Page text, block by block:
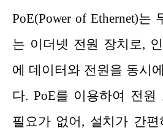
PoE(Power of Ethernet)는
는 이더넷 전원 장치로,
에 데이터와 전원을 동시
다. PoE를 이용하여 전
필요가 없어, 설치가 간편